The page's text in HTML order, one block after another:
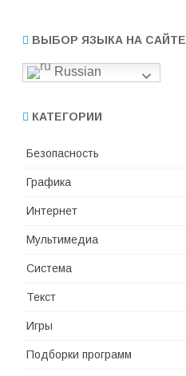
ВЫБОР ЯЗЫКА НА САЙТЕ
Russian
КАТЕГОРИИ
Безопасность
Графика
Интернет
Мультимедиа
Система
Текст
Игры
Подборки программ